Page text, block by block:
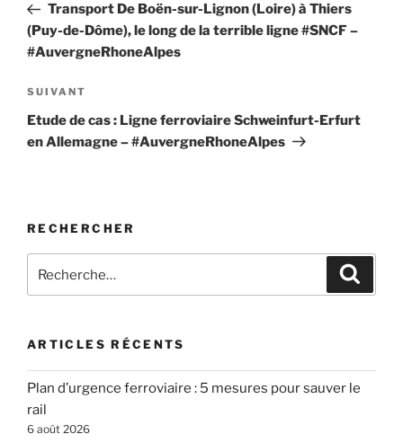
l’article
précédent
Transport De Boën-sur-Lignon (Loire) à Thiers
(Puy-de-Dôme), le long de la terrible ligne #SNCF –
#AuvergneRhoneAlpes
Article
suivant
SUIVANT
Etude de cas : Ligne ferroviaire Schweinfurt-Erfurt
en Allemagne – #AuvergneRhoneAlpes
RECHERCHER
pour
ARTICLES RÉCENTS
Plan d’urgence ferroviaire : 5 mesures pour sauver le
rail
6 août 2026